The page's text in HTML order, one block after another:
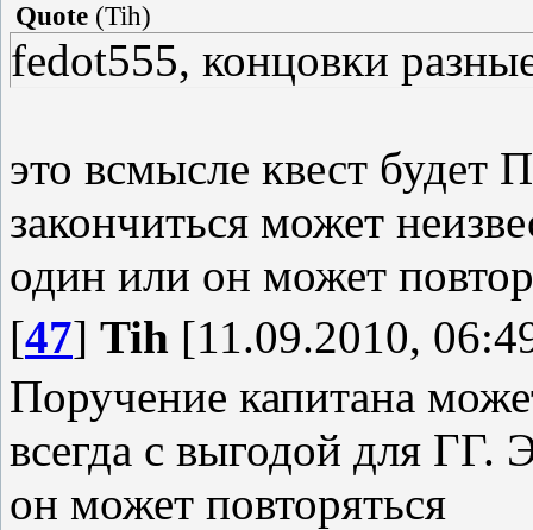
Quote (Tih)
fedot555, концовки
это всмысле квест будет
закончиться может
один или он может
[47] Tih [11.09.2010,
Поручение капитана
всегда с выгодой для ГГ.
он может повторяться